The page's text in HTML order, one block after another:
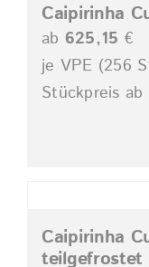
Caipirinha
ab 625,15 €
je VPE (256
Stückpreis ab
Caipirinha
teilgefrostet